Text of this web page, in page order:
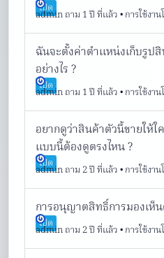
เปิด
adminถาม 1 ปี ที่แล้ว•การใช้งา
ฉันจะตั้งค่าตำแหน่งเก็บรูป
อย่างไร ?
เปิด
adminถาม 1 ปี ที่แล้ว•การใช้งา
อยากดูว่าสินค้าตัวนี้ขายให้ใ
แบบนี้ต้องดูตรงไหน ?
เปิด
adminถาม 2 ปี ที่แล้ว•การใช้งา
การอนุญาตสิทธิ์การมองเห็
เปิด
adminถาม 2 ปี ที่แล้ว•การใช้งา